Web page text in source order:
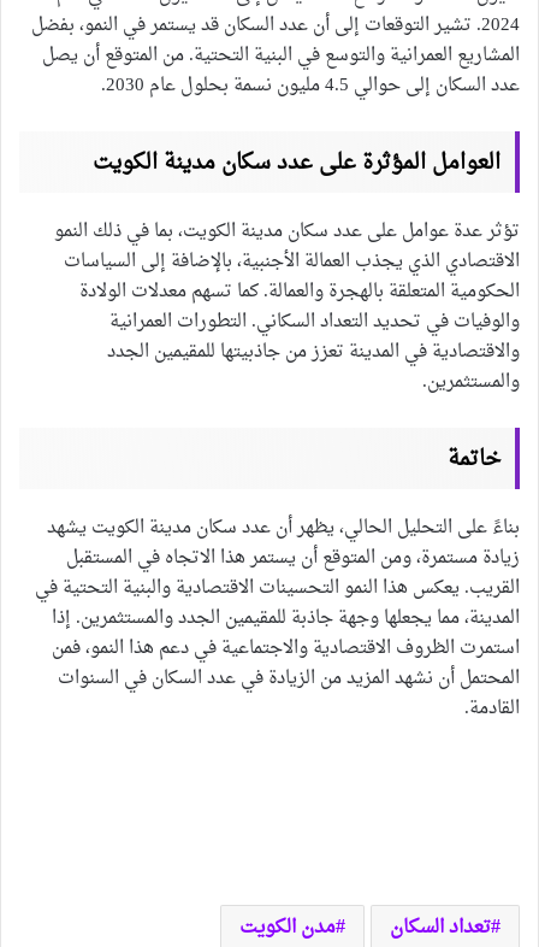
2024. تشير التوقعات إلى أن عدد السكان قد يستمر في النمو، بفضل
المشاريع العمرانية والتوسع في البنية التحتية. من المتوقع أن يصل
عدد السكان إلى حوالي 4.5 مليون نسمة بحلول عام 2030.
العوامل المؤثرة على عدد سكان مدينة الكويت
تؤثر عدة عوامل على عدد سكان مدينة الكويت، بما في ذلك النمو
الاقتصادي الذي يجذب العمالة الأجنبية، بالإضافة إلى السياسات
الحكومية المتعلقة بالهجرة والعمالة. كما تسهم معدلات الولادة
والوفيات في تحديد التعداد السكاني. التطورات العمرانية
والاقتصادية في المدينة تعزز من جاذبيتها للمقيمين الجدد
والمستثمرين.
خاتمة
بناءً على التحليل الحالي، يظهر أن عدد سكان مدينة الكويت يشهد
زيادة مستمرة، ومن المتوقع أن يستمر هذا الاتجاه في المستقبل
القريب. يعكس هذا النمو التحسينات الاقتصادية والبنية التحتية في
المدينة، مما يجعلها وجهة جاذبة للمقيمين الجدد والمستثمرين. إذا
استمرت الظروف الاقتصادية والاجتماعية في دعم هذا النمو، فمن
المحتمل أن نشهد المزيد من الزيادة في عدد السكان في السنوات
القادمة.
تعداد السكان مدن الكويت